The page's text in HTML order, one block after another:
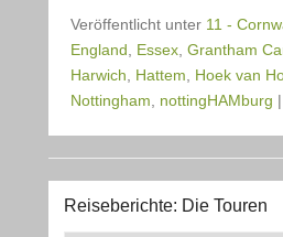
Veröffentlicht unter 11 -
England
Essex Grantham
Harwich
Hattem Hoek van
Nottingham
nottingHAMburg |
Reiseberichte: Die Touren